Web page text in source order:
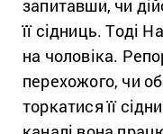
запитавши, чи
її сідниць. Тоді
на чоловіка.
перехожого, чи
торкатися її